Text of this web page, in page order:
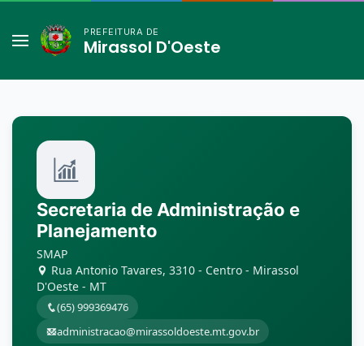
PREFEITURA DE
Mirassol D'Oeste
Secretaria de Administração e
Planejamento
SMAP
Rua Antonio Tavares, 3310 - Centro - Mirassol
D'Oeste - MT
(65) 999369476
administracao@mirassoldoeste.mt.gov.br